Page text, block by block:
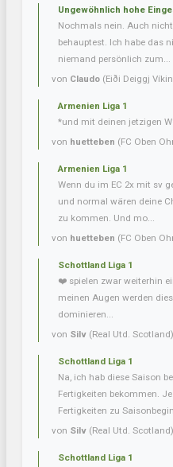
Ungewöhnlich hohe
Nochmals nein. Auch
behauptest. Ich habe das
niemand persönlich zum...
von Claudo (Eiði Deiggj
Armenien Liga 1
*und mit deinen jetzigen
von huetteben (FC Oben
Armenien Liga 1
Wenn du im EC 2x mit sv
und normal wären deine
zu kommen. Und mo...
von huetteben (FC Oben
Schottland Liga 1
❤️ spielen zwar weiterhin
meinen Augen werden
dominieren...
von Silv (Real Utd. Scotland)
Schottland Liga 1
Na, ich hab diese Saison
Fertigkeiten bekommen.
Fertigkeiten zu
von Silv (Real Utd. Scotland)
Schottland Liga 1